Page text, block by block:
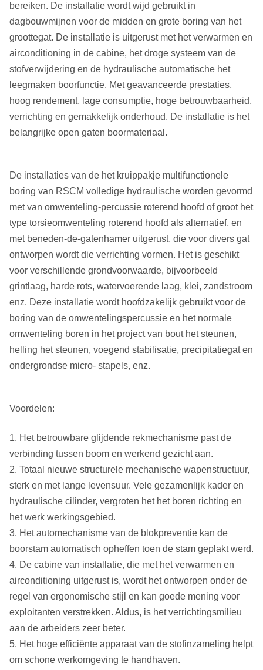
bereiken. De installatie wordt wijd gebruikt in
dagbouwmijnen voor de midden en grote boring van het
groottegat. De installatie is uitgerust met het verwarmen en
airconditioning in de cabine, het droge systeem van de
stofverwijdering en de hydraulische automatische het
leegmaken boorfunctie. Met geavanceerde prestaties,
hoog rendement, lage consumptie, hoge betrouwbaarheid,
verrichting en gemakkelijk onderhoud. De installatie is het
belangrijke open gaten boormateriaal.
De installaties van de het kruippakje multifunctionele
boring van RSCM volledige hydraulische worden gevormd
met van omwenteling-percussie roterend hoofd of groot het
type torsieomwenteling roterend hoofd als alternatief, en
met beneden-de-gatenhamer uitgerust, die voor divers gat
ontworpen wordt die verrichting vormen. Het is geschikt
voor verschillende grondvoorwaarde, bijvoorbeeld
grintlaag, harde rots, watervoerende laag, klei, zandstroom
enz. Deze installatie wordt hoofdzakelijk gebruikt voor de
boring van de omwentelingspercussie en het normale
omwenteling boren in het project van bout het steunen,
helling het steunen, voegend stabilisatie, precipitatiegat en
ondergrondse micro- stapels, enz.
Voordelen:
1. Het betrouwbare glijdende rekmechanisme past de
verbinding tussen boom en werkend gezicht aan.
2. Totaal nieuwe structurele mechanische wapenstructuur,
sterk en met lange levensuur. Vele gezamenlijk kader en
hydraulische cilinder, vergroten het het boren richting en
het werk werkingsgebied.
3. Het automechanisme van de blokpreventie kan de
boorstam automatisch opheffen toen de stam geplakt werd.
4. De cabine van installatie, die met het verwarmen en
airconditioning uitgerust is, wordt het ontworpen onder de
regel van ergonomische stijl en kan goede mening voor
exploitanten verstrekken. Aldus, is het verrichtingsmilieu
aan de arbeiders zeer beter.
5. Het hoge efficiënte apparaat van de stofinzameling helpt
om schone werkomgeving te handhaven.